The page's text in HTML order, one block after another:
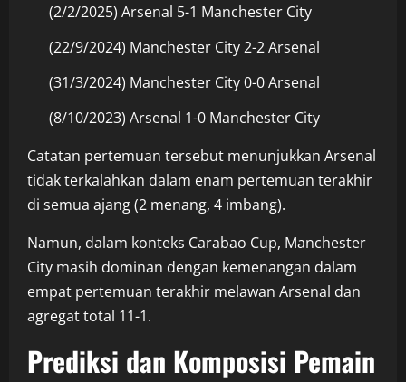
(2/2/2025) Arsenal 5-1 Manchester City
(22/9/2024) Manchester City 2-2 Arsenal
(31/3/2024) Manchester City 0-0 Arsenal
(8/10/2023) Arsenal 1-0 Manchester City
Catatan pertemuan tersebut menunjukkan Arsenal
tidak terkalahkan dalam enam pertemuan terakhir
di semua ajang (2 menang, 4 imbang).
Namun, dalam konteks Carabao Cup, Manchester
City masih dominan dengan kemenangan dalam
empat pertemuan terakhir melawan Arsenal dan
agregat total 11-1.
Prediksi dan Komposisi Pemain